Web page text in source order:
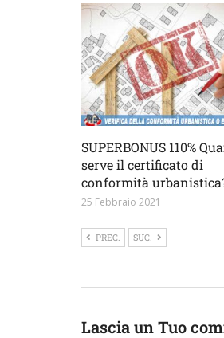
SUPERBONUS 110%
serve il certificato di
conformità
25 Febbraio 2021
PREC. SUC.
Lascia un Tuo